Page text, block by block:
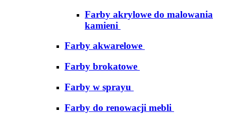
Farby akrylowe do malowania
kamieni
Farby akwarelowe
Farby brokatowe
Farby w sprayu
Farby do renowacji mebli